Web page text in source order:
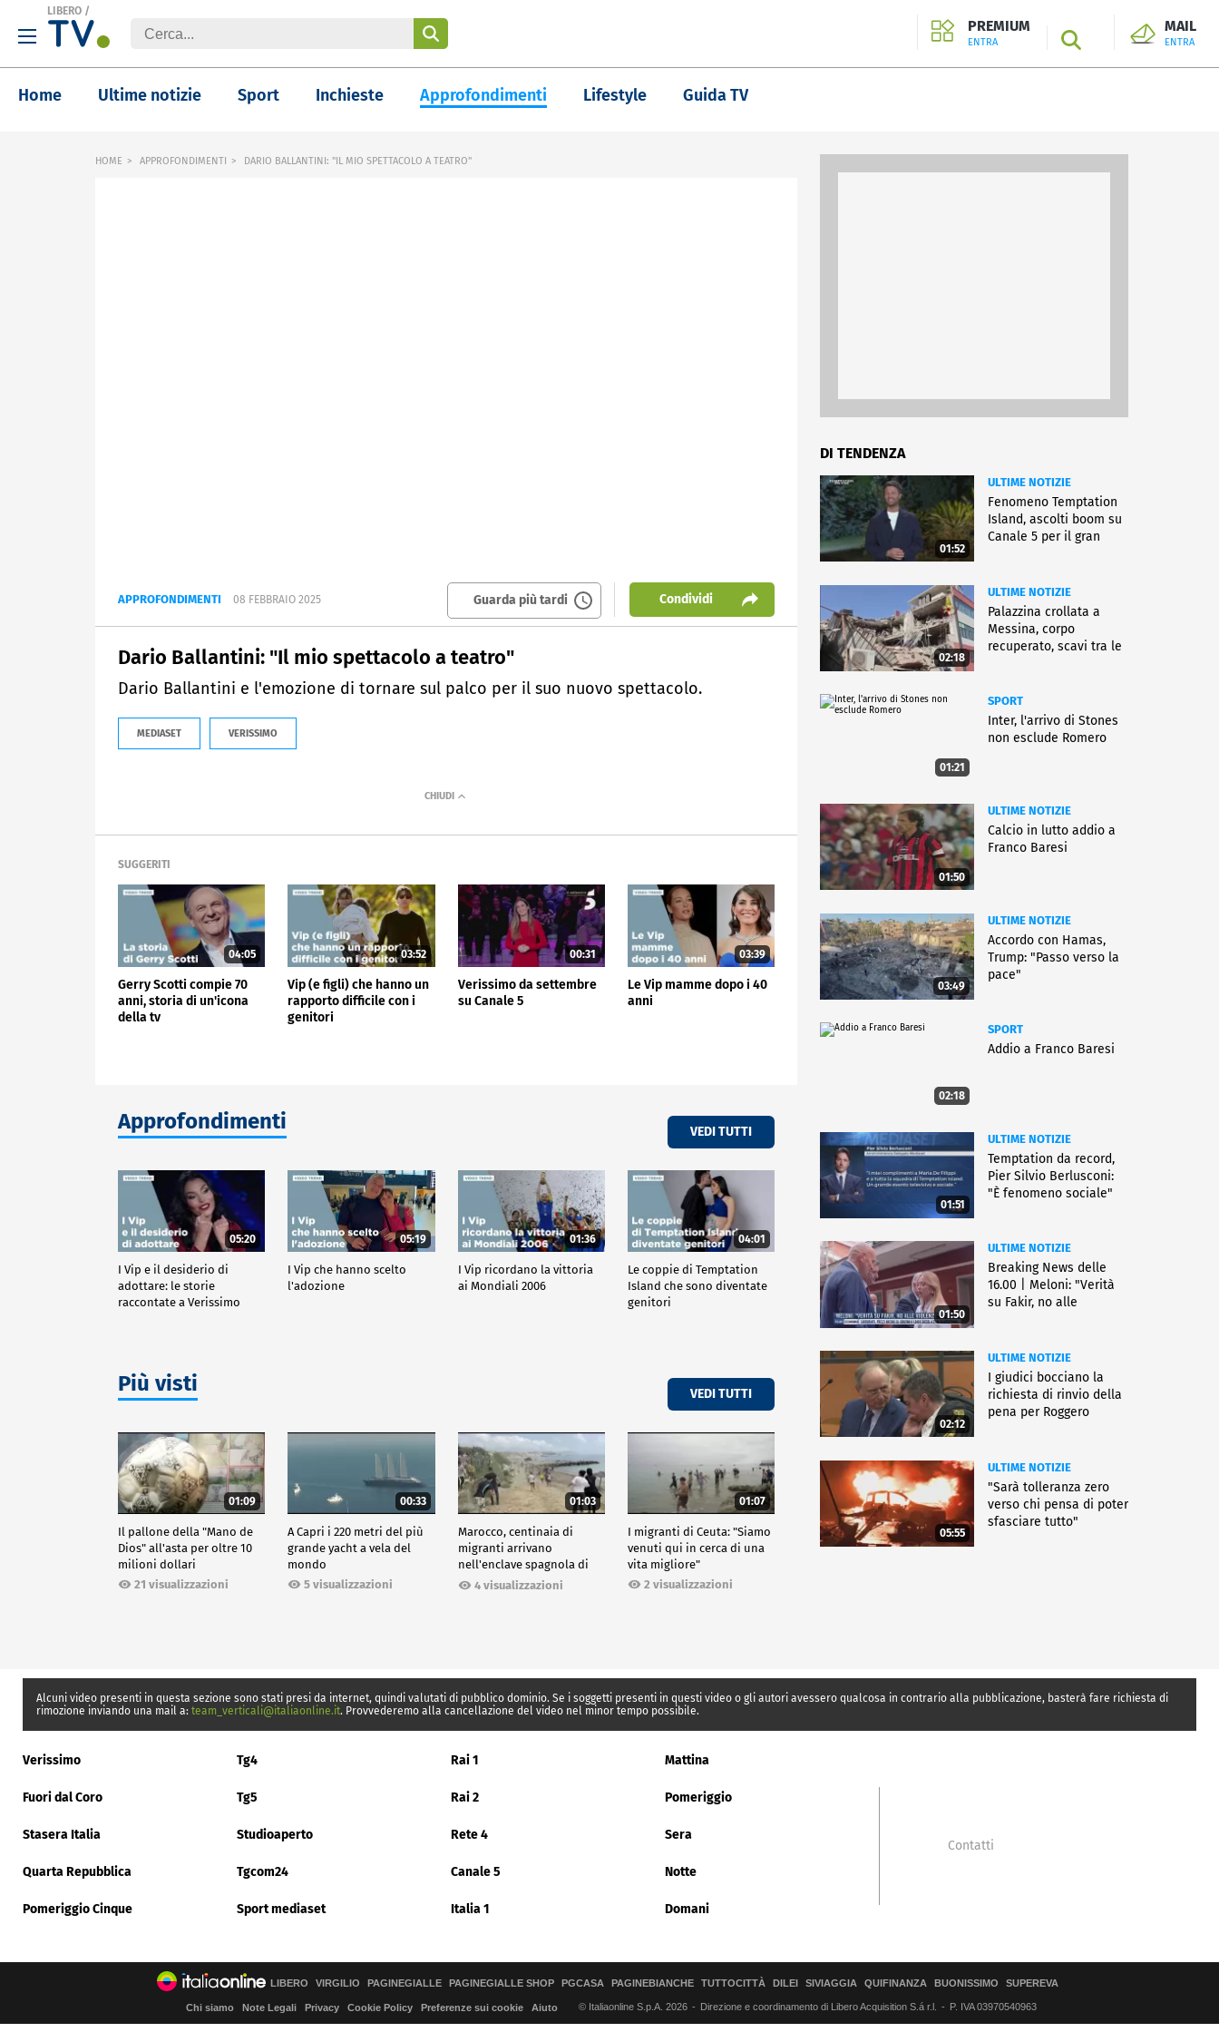
LIBERO /
PREMIUM
ENTRA SEARCH
MAIL
ENTRA
Home Ultime notizie Sport Inchieste Approfondimenti Lifestyle Guida TV
HOME APPROFONDIMENTI DARIO BALLANTINI: "IL MIO SPETTACOLO A TEATRO"
APPROFONDIMENTI 08 FEBBRAIO 2025 Guarda più tardi Condividi
Dario Ballantini: "Il mio spettacolo a teatro"
Dario Ballantini e l'emozione di tornare sul palco per il suo nuovo spettacolo.
MEDIASET VERISSIMO
SUGGERITI
04:05
Gerry Scotti compie 70
anni, storia di un'icona
della tv
03:52
Vip (e figli) che hanno un
rapporto difficile con i
genitori
00:31
Verissimo da settembre
su Canale 5
03:39
Le Vip mamme dopo i 40
anni
Approfondimenti VEDI TUTTI
05:20
I Vip e il desiderio di
adottare: le storie
raccontate a Verissimo
05:19
I Vip che hanno scelto
l'adozione
01:36
I Vip ricordano la vittoria
ai Mondiali 2006
04:01
Le coppie di Temptation
Island che sono diventate
genitori
Più visti VEDI TUTTI
01:09
Il pallone della "Mano de
Dios" all'asta per oltre 10
milioni dollari
21 visualizzazioni
00:33
A Capri i 220 metri del più
grande yacht a vela del
mondo
5 visualizzazioni
01:03
Marocco, centinaia di
migranti arrivano
nell'enclave spagnola di
Ceuta4 visualizzazioni
01:07
I migranti di Ceuta: "Siamo
venuti qui in cerca di una
vita migliore"
2 visualizzazioni
DI TENDENZA
01:52
ULTIME NOTIZIE
Fenomeno Temptation
Island, ascolti boom su
Canale 5 per il gran
02:18
ULTIME NOTIZIE
Palazzina crollata a
Messina, corpo
recuperato, scavi tra le
01:21
SPORT
Inter, l'arrivo di Stones
non esclude Romero
01:50
ULTIME NOTIZIE
Calcio in lutto addio a
Franco Baresi
03:49
ULTIME NOTIZIE
Accordo con Hamas,
Trump: "Passo verso la
pace"
02:18
SPORT
Addio a Franco Baresi
01:51
ULTIME NOTIZIE
Temptation da record,
Pier Silvio Berlusconi:
"È fenomeno sociale"
01:50
ULTIME NOTIZIE
Breaking News delle
16.00 | Meloni: "Verità
su Fakir, no alle
02:12
ULTIME NOTIZIE
I giudici bocciano la
richiesta di rinvio della
pena per Roggero
05:55
ULTIME NOTIZIE
"Sarà tolleranza zero
verso chi pensa di poter
sfasciare tutto"
Alcuni video presenti in questa sezione sono stati presi da internet, quindi valutati di pubblico dominio. Se i soggetti presenti in questi video o gli autori avessero qualcosa in contrario alla pubblicazione, basterà fare richiesta di
rimozione inviando una mail a: team_verticali@italiaonline.it. Provvederemo alla cancellazione del video nel minor tempo possibile.
Verissimo Tg4 Rai 1 Mattina
Fuori dal Coro Tg5 Rai 2 Pomeriggio
Stasera Italia Studioaperto Rete 4 Sera
Quarta Repubblica Tgcom24 Canale 5 Notte
Pomeriggio Cinque Sport mediaset Italia 1 Domani
Contatti
LIBERO VIRGILIO PAGINEGIALLE PAGINEGIALLE SHOP PGCASA PAGINEBIANCHE TUTTOCITTÀ DILEI SIVIAGGIA QUIFINANZA BUONISSIMO SUPEREVA
Chi siamo Note Legali Privacy Cookie Policy Preferenze sui cookie Aiuto © Italiaonline S.p.A. 2026 Direzione e coordinamento di Libero Acquisition S.á r.l. P. IVA 03970540963